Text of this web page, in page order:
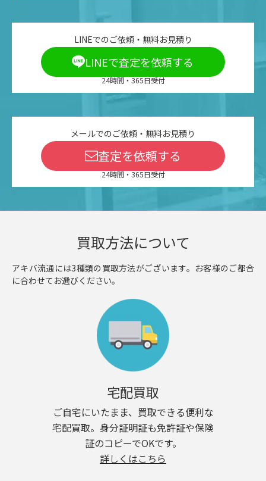
LINEでのご依頼・無料お見積り
LINEで査定を依頼する
24時間・365日受付
メールでのご依頼・無料お見積り
査定を依頼する
24時間・365日受付
買取方法について
アキバ流通には3種類の買取方法がございます。お客様のご都合
に合わせてお選びください。
宅配買取
ご自宅にいたまま、買取できる便利な
宅配買取。身分証明証も免許証や保険
証のコピーでOKです。
詳しくはこちら